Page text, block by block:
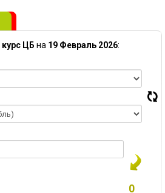
курс ЦБ на 19 Февраль 2026: